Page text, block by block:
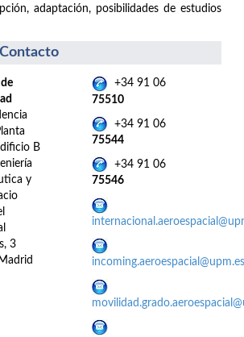
adaptación, posibilidades de estudios
B
y
3
+34 91 06
75510
+34 91 06
75544
+34 91 06
75546
incoming.aeroespacial@upm.es